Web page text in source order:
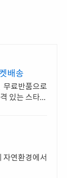
배송
료반품으로
있는 스타일
자연환경에서